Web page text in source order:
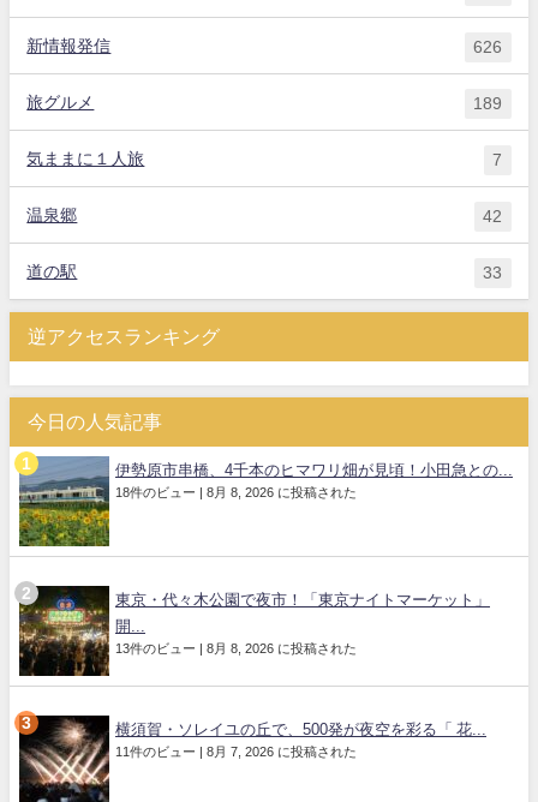
新情報発信 626
旅グルメ 189
気ままに１人旅 7
温泉郷 42
道の駅 33
逆アクセスランキング
今日の人気記事
伊勢原市串橋、4千本のヒマワリ畑が見頃！小田急との...
18件のビュー | 8月 8, 2026 に投稿された
東京・代々木公園で夜市！「東京ナイトマーケット」
開...
13件のビュー | 8月 8, 2026 に投稿された
横須賀・ソレイユの丘で、500発が夜空を彩る「 花...
11件のビュー | 8月 7, 2026 に投稿された